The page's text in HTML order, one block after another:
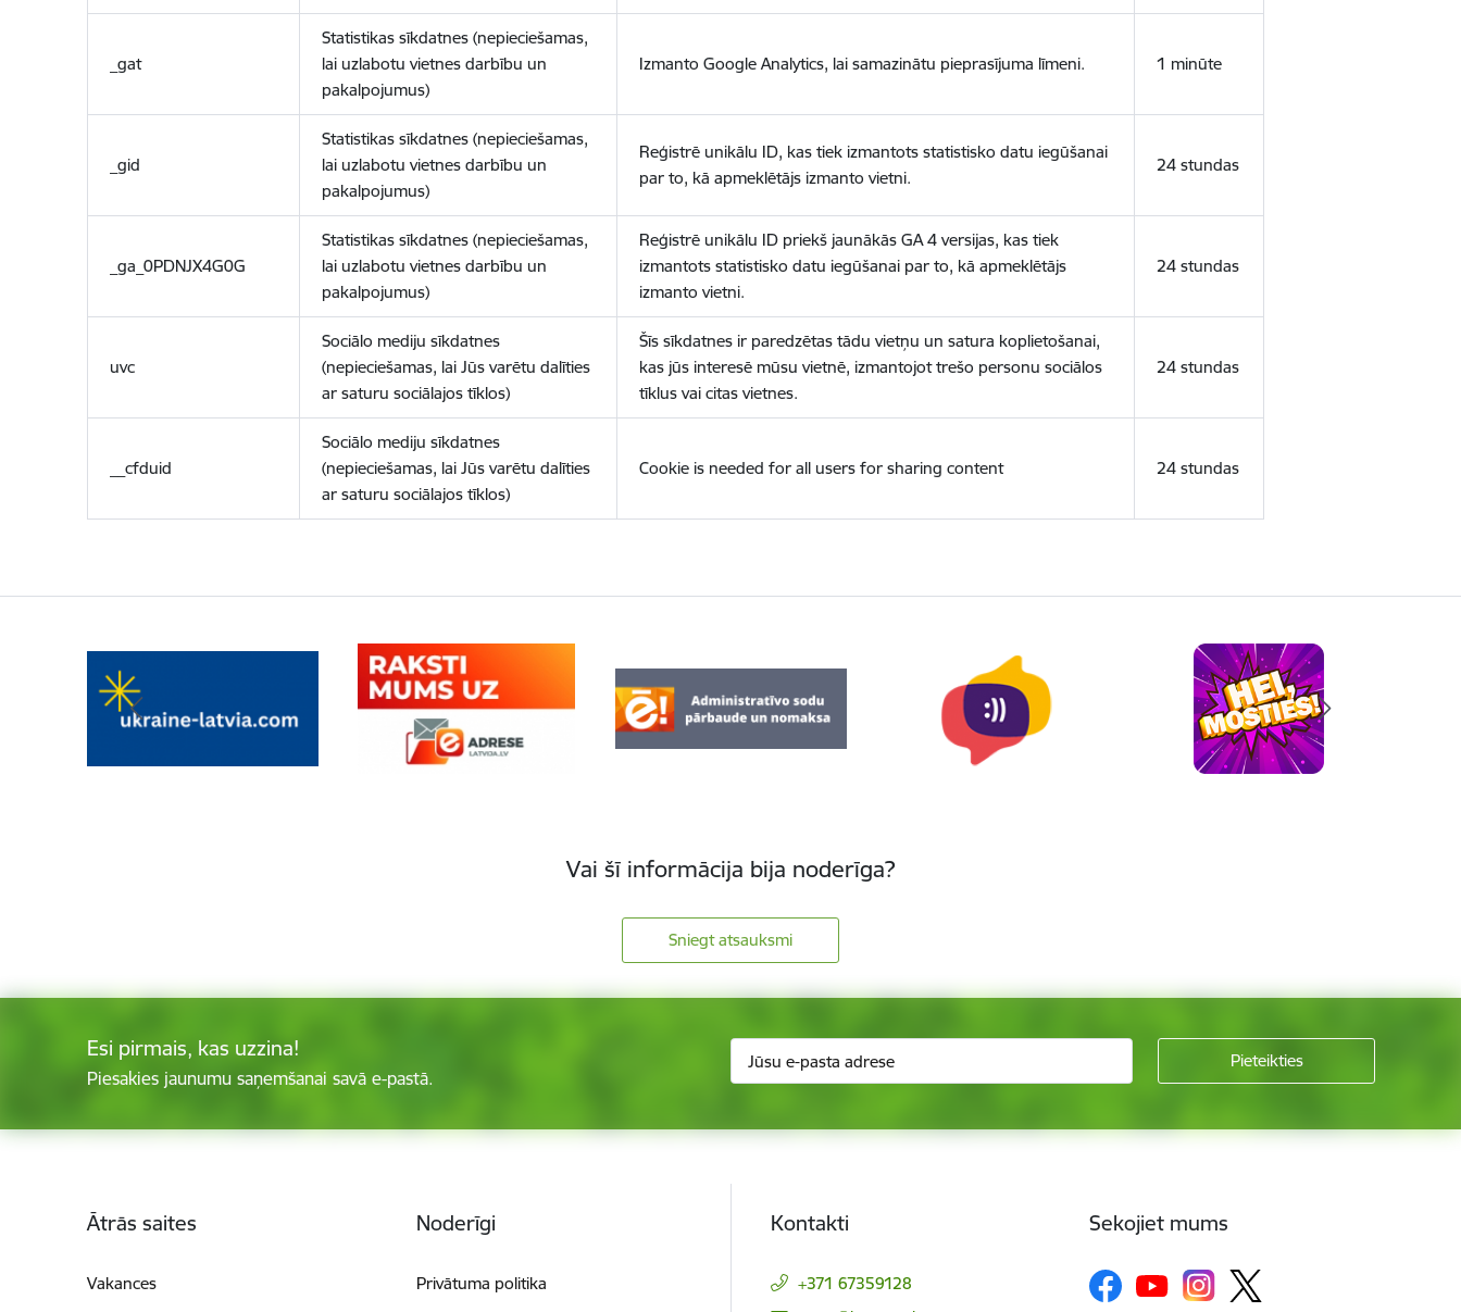
_gat
Statistikas sīkdatnes (nepieciešamas,
lai uzlabotu vietnes darbību un
pakalpojumus)
Izmanto Google Analytics, lai samazinātu pieprasījuma līmeni. 1 minūte
_gid
Statistikas sīkdatnes (nepieciešamas,
lai uzlabotu vietnes darbību un
pakalpojumus)
Reģistrē unikālu ID, kas tiek izmantots statistisko datu iegūšanai
par to, kā apmeklētājs izmanto vietni.
24 stundas
_ga_0PDNJX4G0G
Statistikas sīkdatnes (nepieciešamas,
lai uzlabotu vietnes darbību un
pakalpojumus)
Reģistrē unikālu ID priekš jaunākās GA 4 versijas, kas tiek
izmantots statistisko datu iegūšanai par to, kā apmeklētājs
izmanto vietni.
24 stundas
uvc
Sociālo mediju sīkdatnes
(nepieciešamas, lai Jūs varētu dalīties
ar saturu sociālajos tīklos)
Šīs sīkdatnes ir paredzētas tādu vietņu un satura koplietošanai,
kas jūs interesē mūsu vietnē, izmantojot trešo personu sociālos
tīklus vai citas vietnes.
24 stundas
__cfduid
Sociālo mediju sīkdatnes
(nepieciešamas, lai Jūs varētu dalīties
ar saturu sociālajos tīklos)
Cookie is needed for all users for sharing content 24 stundas
Vai šī informācija bija noderīga?
Sniegt atsauksmi
Esi pirmais, kas uzzina!
Piesakies jaunumu saņemšanai savā e-pastā.
Ātrās saites
Vakances
Noderīgi
Privātuma politika
Kontakti
+371 67359128
Sekojiet mums